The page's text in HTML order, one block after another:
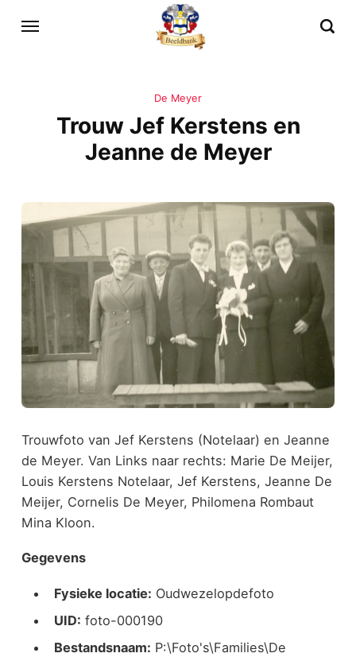
De Meyer
Trouw Jef Kerstens en
Jeanne de Meyer
Trouwfoto van Jef Kerstens (Notelaar) en Jeanne
de Meyer. Van Links naar rechts: Marie De Meijer,
Louis Kerstens Notelaar, Jef Kerstens, Jeanne De
Meijer, Cornelis De Meyer, Philomena Rombaut
Mina Kloon.
Gegevens
Fysieke locatie: Oudwezelopdefoto
UID: foto-000190
Bestandsnaam: P:\Foto's\Families\De